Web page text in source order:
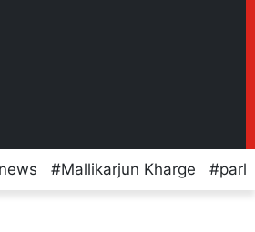
Mallikarjun Kharge